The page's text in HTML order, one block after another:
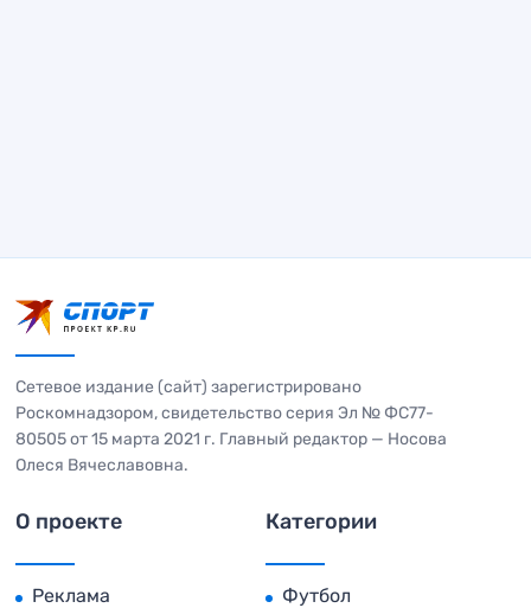
Сетевое издание (сайт) зарегистрировано
Роскомнадзором, свидетельство серия Эл № ФС77-
80505 от 15 марта 2021 г. Главный редактор — Носова
Олеся Вячеславовна.
О проекте
Реклама
Категории
Футбол